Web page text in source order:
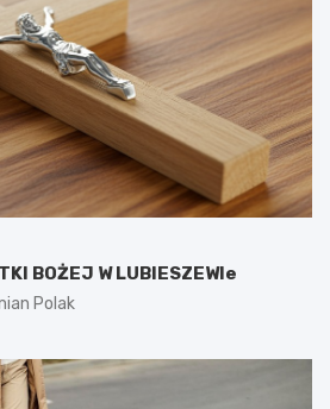
BOŻEJ W LUBIESZEWIe
Polak